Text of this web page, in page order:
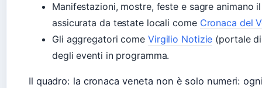
Manifestazioni, mostre, feste e sagre animano
assicurata da testate locali come Cronaca del
Gli aggregatori come Virgilio Notizie (portale
degli eventi in programma.
Il quadro: la cronaca veneta non è solo numeri: